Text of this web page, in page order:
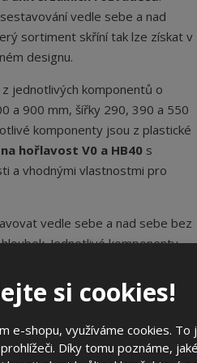
si cookies!
e-shopu, využíváme cookies. To
Díky tomu poznáme, jaké
vedle sebe a nad
sortiment skříní tak lze získat v
designu.
jednotlivých komponentů o
a 900 mm, šířky 290, 390 a 550
komponenty jsou z plastické
hořlavost V0 a HB40 s
a vhodnými vlastnostmi pro
vedle sebe a nad sebe bez
Jednotlivé komponenty
elektrotechniky v jednotlivých
na sloup, na povrch, zazdívat
jako pilíř.
jemnými žebry, které